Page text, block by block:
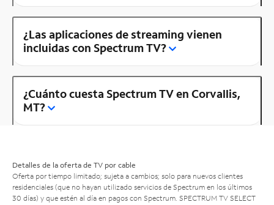
¿Las aplicaciones de streaming vienen
incluidas con Spectrum TV?
¿Cuánto cuesta Spectrum TV en Corvallis,
MT?
Detalles de la oferta de TV por cable
Oferta por tiempo limitado; sujeta a cambios; solo para nuevos clientes
residenciales (que no hayan utilizado servicios de Spectrum en los últimos
30 días) y que estén al día en pagos con Spectrum. SPECTRUM TV SELECT